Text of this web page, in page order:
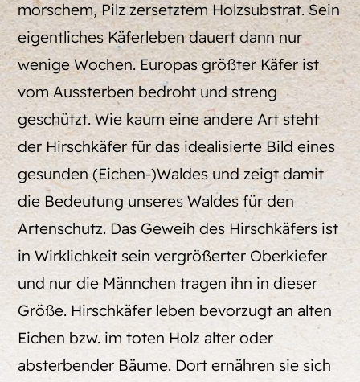
morschem, Pilz zersetztem Holzsubstrat. Sein
eigentliches Käferleben dauert dann nur
wenige Wochen. Europas größter Käfer ist
vom Aussterben bedroht und streng
geschützt. Wie kaum eine andere Art steht
der Hirschkäfer für das idealisierte Bild eines
gesunden (Eichen-)Waldes und zeigt damit
die Bedeutung unseres Waldes für den
Artenschutz. Das Geweih des Hirschkäfers ist
in Wirklichkeit sein vergrößerter Oberkiefer
und nur die Männchen tragen ihn in dieser
Größe. Hirschkäfer leben bevorzugt an alten
Eichen bzw. im toten Holz alter oder
absterbender Bäume. Dort ernähren sie sich